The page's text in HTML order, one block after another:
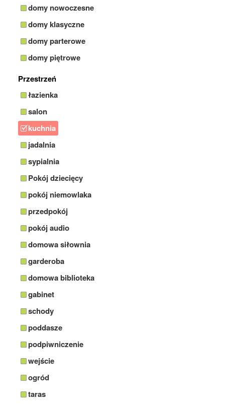
domy nowoczesne
domy klasyczne
domy parterowe
domy piętrowe
Przestrzeń
łazienka
salon
kuchnia
jadalnia
sypialnia
Pokój dziecięcy
pokój niemowlaka
przedpokój
pokój audio
domowa siłownia
garderoba
domowa biblioteka
gabinet
schody
poddasze
podpiwniczenie
wejście
ogród
taras